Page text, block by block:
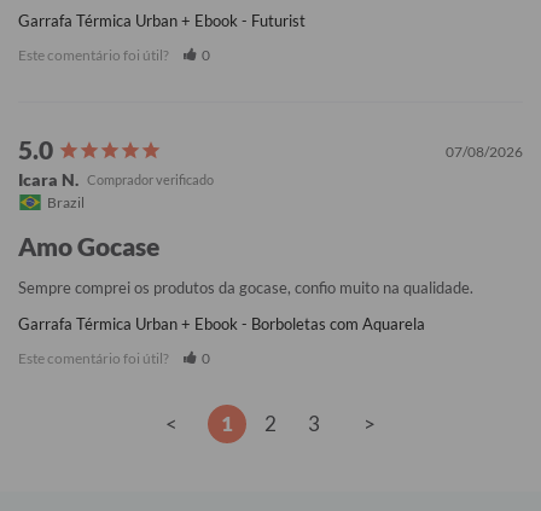
Garrafa Térmica Urban + Ebook - Futurist
Este comentário foi útil? 0
07/08/2026
Icara N.
Brazil
Amo Gocase
Sempre comprei os produtos da gocase, confio muito na qualidade.
Garrafa Térmica Urban + Ebook - Borboletas com Aquarela
Este comentário foi útil? 0
< 1 2 3 >